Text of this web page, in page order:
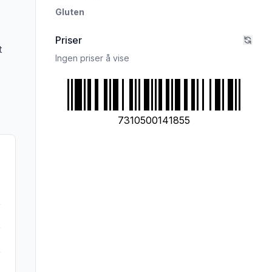
Gluten
Priser
Ingen priser å vise
7310500141855